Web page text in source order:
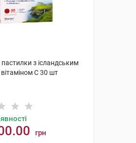
пастилки з ісландським
С 30 шт
грн